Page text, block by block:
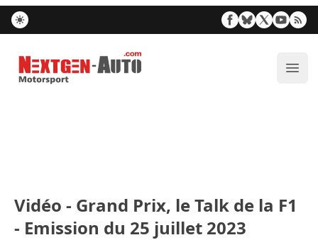
Nextgen-Auto.com
Vidéo - Grand Prix, le Talk de la F1
- Emission du 25 juillet 2023